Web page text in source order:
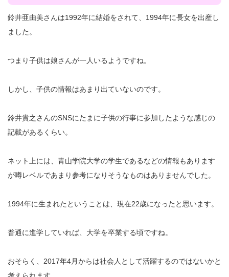
鈴井亜由美さんは1992年に結婚をされて、1994年に長女を出産し
ました。
つまり子供は娘さんが一人いるようですね。
しかし、子供の情報はあまり出ていないのです。
鈴井貴之さんのSNSにたまに子供の行事に参加したような感じの
記載があるくらい。
ネット上には、青山学院大学の学生であるなどの情報もあります
が噂レベルであまり参考になりそうなものはありませんでした。
1994年に生まれたということは、現在22歳になったと思います。
普通に進学していれば、大学を卒業する頃ですね。
おそらく、2017年4月からは社会人として活躍するのではないかと
考えられます。